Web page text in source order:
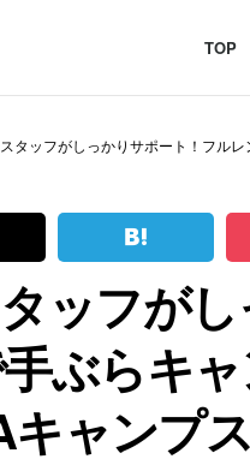
TOP
タッフがしっかりサポート！フル
ッフが
ぶらキ
ャンプ